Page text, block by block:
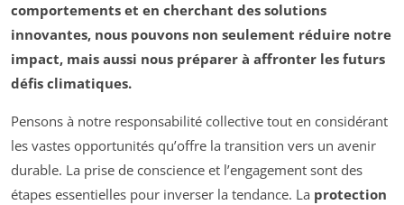
comportements et en cherchant des solutions
innovantes, nous pouvons non seulement réduire notre
impact, mais aussi nous préparer à affronter les futurs
défis climatiques.
Pensons à notre responsabilité collective tout en considérant
les vastes opportunités qu’offre la transition vers un avenir
durable. La prise de conscience et l’engagement sont des
étapes essentielles pour inverser la tendance. La protection